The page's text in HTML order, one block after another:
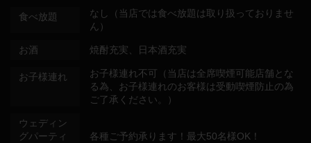
食べ放題
なし（当店では食べ放題は取り扱っておりませ
ん）
お酒 焼酎充実、日本酒充実
お子様連れ
お子様連れ不可（当店は全席喫煙可能店舗とな
る為、お子様連れのお客様は受動喫煙防止の為
ご了承ください。）
ウェディン
グパーティ
各種ご予約承ります！最大50名様OK！